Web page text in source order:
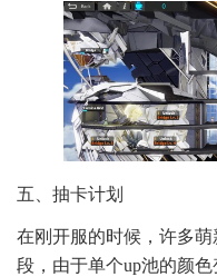
五、抽卡计划
在刚开服的时候，许多
段，由于单个up池的颜